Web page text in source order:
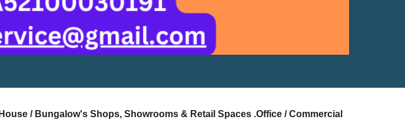
/ Bungalow's Shops, Showrooms & Retail Spaces .Office / Commercial